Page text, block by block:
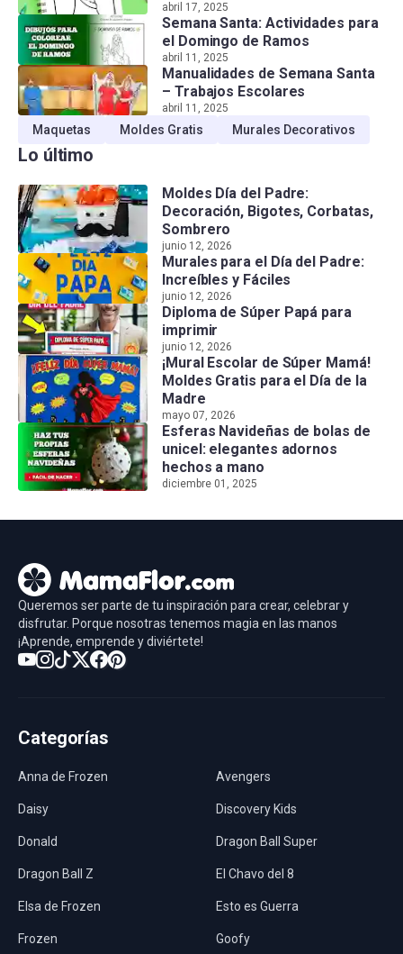
abril 17, 2025
Semana Santa: Actividades para
el Domingo de Ramos
abril 11, 2025
Manualidades de Semana Santa
– Trabajos Escolares
abril 11, 2025
Maquetas Moldes Gratis Murales Decorativos
Lo último
Moldes Día del Padre:
Decoración, Bigotes, Corbatas,
Sombrero
junio 12, 2026
Murales para el Día del Padre:
Increíbles y Fáciles
junio 12, 2026
Diploma de Súper Papá para
imprimir
junio 12, 2026
¡Mural Escolar de Súper Mamá!
Moldes Gratis para el Día de la
Madre
mayo 07, 2026
Esferas Navideñas de bolas de
unicel: elegantes adornos
hechos a mano
diciembre 01, 2025
Queremos ser parte de tu inspiración para crear, celebrar y
disfrutar. Porque nosotras tenemos magia en las manos
¡Aprende, emprende y diviértete!
Categorías
Anna de Frozen Avengers
Daisy Discovery Kids
Donald Dragon Ball Super
Dragon Ball Z El Chavo del 8
Elsa de Frozen Esto es Guerra
Frozen Goofy